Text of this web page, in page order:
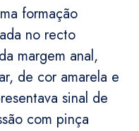
formação
no recto
margem anal,
de cor amarela e
sinal de
com pinça